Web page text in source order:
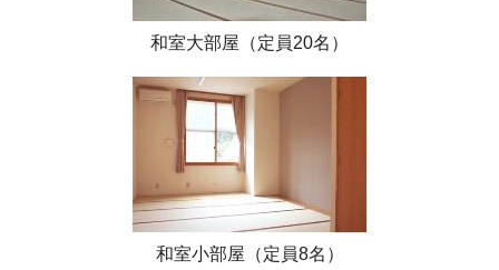
和室大部屋（定員20名）
和室小部屋（定員8名）